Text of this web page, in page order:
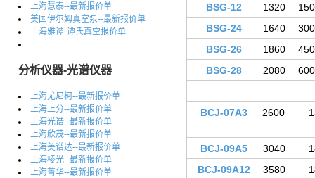
上海慧泰--最新报价单
美国伊尔姆真空泵--最新报价单
上海雅谭-谭氏真空报价单
分析仪器-光谱仪器
上海尤尼柯--最新报价单
上海上分--最新报价单
上海光谱--最新报价单
上海欣茂--最新报价单
上海美谱达--最新报价单
上海棱光--最新报价单
上海菁华--最新报价单
BSG-12 1320
BSG-24
1640
BSG-26
1860
BSG-28
2080
BCJ-07A3 2600
BCJ-09A5 3040
BCJ-09A12
3580